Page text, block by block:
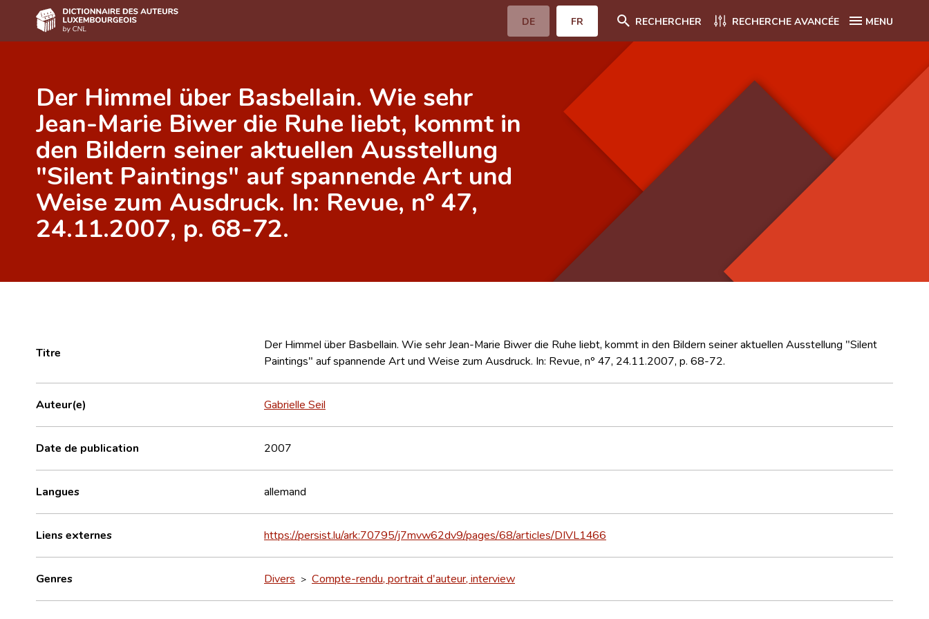
DE FR RECHERCHER RECHERCHE AVANCÉE MENU
Auteur(e)s A-Z
Recherche avancée
Foire aux questions
CNL
Équipe scientifique
Contact
Der Himmel über Basbellain. Wie sehr
Jean-Marie Biwer die Ruhe liebt, kommt in
den Bildern seiner aktuellen Ausstellung
"Silent Paintings" auf spannende Art und
Weise zum Ausdruck. In: Revue, nº 47,
24.11.2007, p. 68-72.
Titre
Der Himmel über Basbellain. Wie sehr Jean-Marie Biwer die Ruhe liebt, kommt in den Bildern seiner aktuellen Ausstellung "Silent
Paintings" auf spannende Art und Weise zum Ausdruck. In: Revue, nº 47, 24.11.2007, p. 68-72.
Auteur(e) Gabrielle Seil
Date de publication 2007
Langues allemand
Liens externes https://persist.lu/ark:70795/j7mvw62dv9/pages/68/articles/DIVL1466
Genres Divers > Compte-rendu, portrait d'auteur, interview